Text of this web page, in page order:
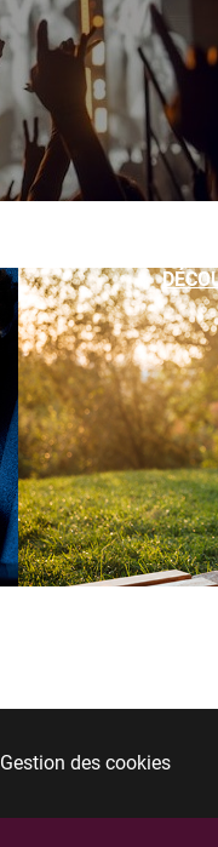
Gestion des cookies